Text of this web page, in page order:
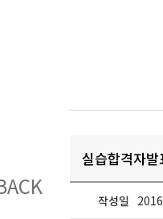
실습합격자
작성일